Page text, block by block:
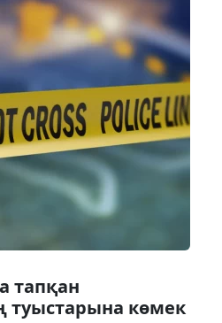
тапқан
туыстарына көмек